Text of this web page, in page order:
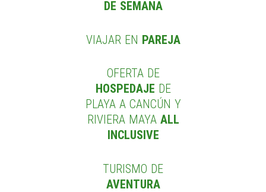
DE SEMANA
VIAJAR EN PAREJA
OFERTA DE
HOSPEDAJE DE
PLAYA A CANCÚN Y
RIVIERA MAYA ALL
INCLUSIVE
TURISMO DE
AVENTURA